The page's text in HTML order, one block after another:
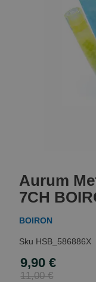
the
beginning
of
the
gallery
Aurum
7CH
BOIRON
HSB_586886X
Special
Price
9,90 €
11,00 €